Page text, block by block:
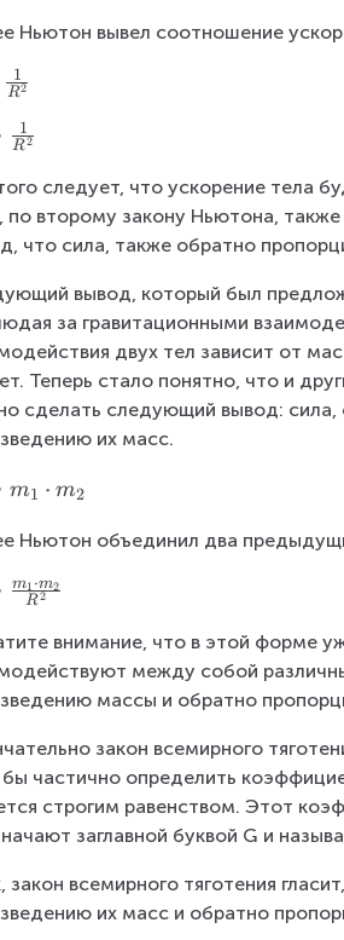
{
6
\
i
g
h
)
^
2
Ньютон вывел соотношение
R2
1
R2
1
следует, что ускорение тела
по второму закону Ньютона,
что сила, также обратно
вывод, который был
за гравитационными
двух тел зависит от
Теперь стало понятно, что и
сделать следующий вывод: сила,
их масс.
m1 ⋅ m2
Ньютон объединил два
R2
m1 ⋅m2
внимание, что в этой форме
между собой
массы и обратно
закон всемирного
бы частично определить
строгим равенством. Этот
заглавной буквой G и
закон всемирного тяготения
их масс и обратно